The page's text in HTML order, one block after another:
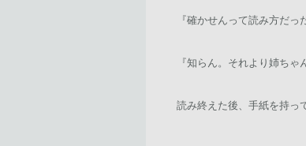
『確かせんって読み方だっ
『知らん。それより姉ちゃ
読み終えた後、手紙を持っ